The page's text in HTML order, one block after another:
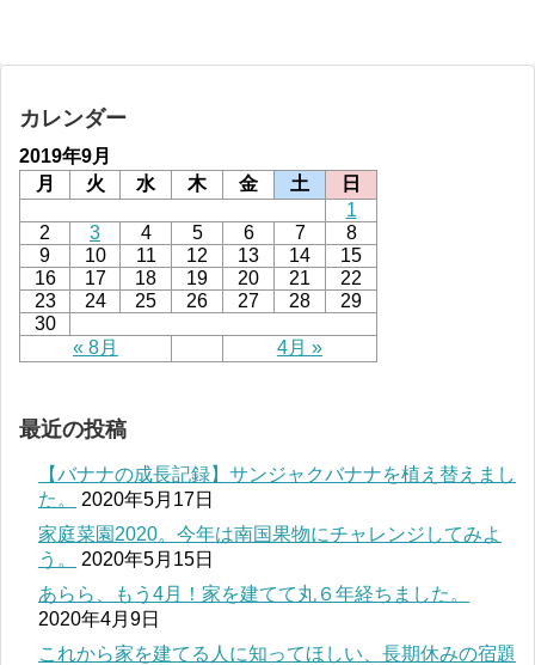
カレンダー
2019年9月
月
火 水 木 金 土 日
« 8月 4月 »
1
2
3 4 5 6 7
8
9
10 11 12 13 14
15
16
17 18 19 20 21
22
23
24 25 26 27 28
29
30
最近の投稿
【バナナの成長記録】サンジャクバナナを植え替えまし
た。
2020年5月17日
家庭菜園2020。今年は南国果物にチャレンジしてみよ
う。
2020年5月15日
あらら、もう4月！家を建てて丸６年経ちました。
2020年4月9日
これから家を建てる人に知ってほしい、長期休みの宿題